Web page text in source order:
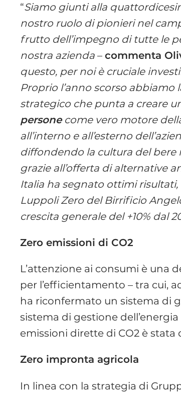
“Siamo giunti alla
nostro ruolo di pionieri nel
frutto dell’impegno di tutte le
nostra azienda –commenta
questo, per noi è cruciale
Proprio l’anno scorso
strategico che punta a creare
personecome vero motore
all’interno e all’esterno
diffondendo la cultura del
grazie all’offerta di alternative
Italia ha segnato ottimi risultati,
Luppoli Zero del Birrificio
crescita generale del +10% dal
Zero emissioni di CO2
L’attenzione ai consumi è una
per l’efficientamento – tra cui,
ha riconfermato un sistema di
sistema di gestione
emissioni dirette di CO2 è stata
Zero impronta agricola
In linea con la strategia di